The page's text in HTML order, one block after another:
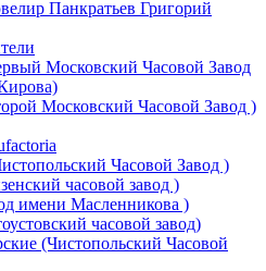
Панкратьев Григорий
Московский Часовой Завод
Московский Часовой Завод )
Часовой Завод )
часовой завод )
имени Масленникова )
часовой завод)
(Чистопольский Часовой